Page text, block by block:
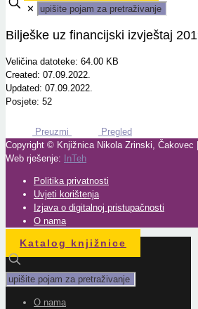
✕
Bilješke uz financijski izvještaj
Veličina datoteke: 64.00 KB
Created: 07.09.2022.
Updated: 07.09.2022.
Posjete: 52
Preuzmi
Pregled
Copyright © Knjižnica Nikola Zrinski, Čakovec
Web rješenje:
InTeh
Politika privatnosti
Uvjeti korištenja
Izjava o digitalnoj pristupačnosti
O nama
Katalog knjižnice
O nama